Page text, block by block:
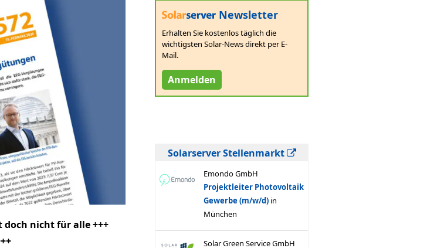
doch nicht für alle +++
Newsletter
Erhalten Sie kostenlos täglich die
wichtigsten Solar-News direkt per E-
Mail.
Anmelden
Solarserver Stellenmarkt